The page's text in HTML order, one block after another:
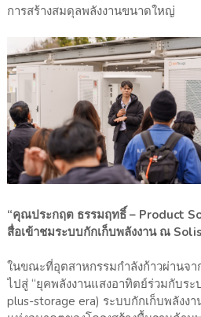
การสร้างสมดุลพลังงานขนาดใหญ่
“คุณประกฤต ธรรมฤทธิ์ – Product
สื่อเข้าชมระบบกักเก็บพลังงาน ณ
ในขณะที่อุตสาหกรรมกำลังก้าวผ่านจา
ไปสู่ “ยุคพลังงานแสงอาทิตย์ร่วมกับระ
plus-storage era) ระบบกักเก็บพลังง